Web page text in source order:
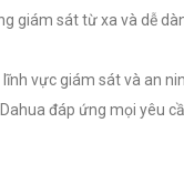
giám sát từ xa và dễ
vực giám sát và an
đáp ứng mọi yêu